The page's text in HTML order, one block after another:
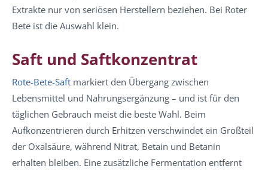
Extrakte nur von seriösen Herstellern beziehen. Bei Roter
Bete ist die Auswahl klein.
Saft und Saftkonzentrat
Rote-Bete-Saft markiert den Übergang zwischen
Lebensmittel und Nahrungsergänzung – und ist für den
täglichen Gebrauch meist die beste Wahl. Beim
Aufkonzentrieren durch Erhitzen verschwindet ein Großteil
der Oxalsäure, während Nitrat, Betain und Betanin
erhalten bleiben. Eine zusätzliche Fermentation entfernt